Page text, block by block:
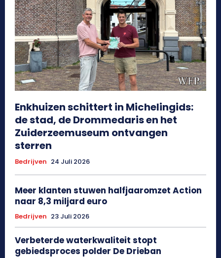
Enkhuizen schittert in Michelingids:
de stad, de Drommedaris en het
Zuiderzeemuseum ontvangen
sterren
Bedrijven 24 Juli 2026
Meer klanten stuwen halfjaaromzet Action
naar 8,3 miljard euro
Bedrijven 23 Juli 2026
Verbeterde waterkwaliteit stopt
gebiedsproces polder De Drieban